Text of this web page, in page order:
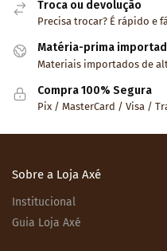
Troca ou devolução
Precisa trocar? É rápido e
Matéria-prima
Materiais importados de
Compra 100% Segura
Pix / MasterCard / Visa /
Sobre a Loja Axé
Institucional
Guia Loja Axé